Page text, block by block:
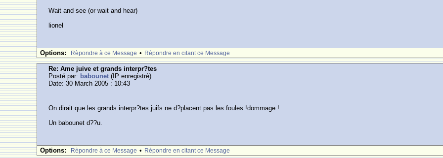
Wait and see (or wait and hear)
lionel
Options: Rèpondre à ce Message • Rèpondre en citant ce Message
Re: Ame juive et grands interpr?tes
Posté par: babounet (IP enregistrè)
Date: 30 March 2005 : 10:43
On dirait que les grands interpr?tes juifs ne d?placent pas les foules !dommage !
Un babounet d??u.
Options: Rèpondre à ce Message • Rèpondre en citant ce Message